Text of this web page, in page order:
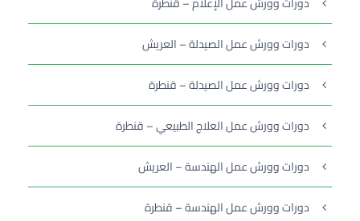
دورات وورش عمل الصيدلة – العريش
دورات وورش عمل الصيدلة – قنطرة
دورات وورش عمل العلاج الطبيعي – قنطرة
دورات وورش عمل الهندسة – العريش
دورات وورش عمل الهندسة – قنطرة